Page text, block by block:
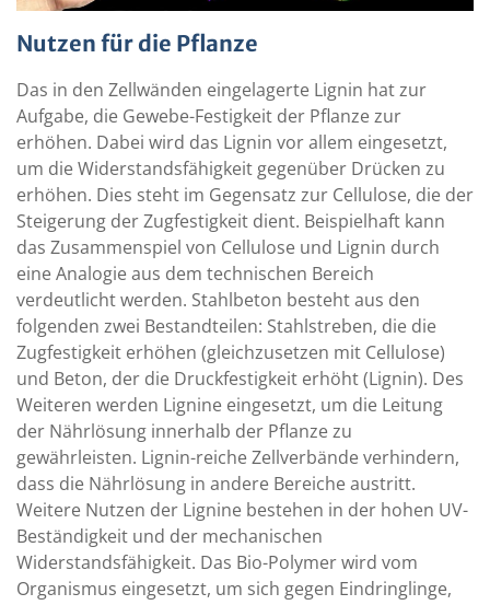
Nutzen für die Pflanze
Das in den Zellwänden eingelagerte Lignin hat zur
Aufgabe, die Gewebe-Festigkeit der Pflanze zur
erhöhen. Dabei wird das Lignin vor allem eingesetzt,
um die Widerstandsfähigkeit gegenüber Drücken zu
erhöhen. Dies steht im Gegensatz zur Cellulose, die der
Steigerung der Zugfestigkeit dient. Beispielhaft kann
das Zusammenspiel von Cellulose und Lignin durch
eine Analogie aus dem technischen Bereich
verdeutlicht werden. Stahlbeton besteht aus den
folgenden zwei Bestandteilen: Stahlstreben, die die
Zugfestigkeit erhöhen (gleichzusetzen mit Cellulose)
und Beton, der die Druckfestigkeit erhöht (Lignin). Des
Weiteren werden Lignine eingesetzt, um die Leitung
der Nährlösung innerhalb der Pflanze zu
gewährleisten. Lignin-reiche Zellverbände verhindern,
dass die Nährlösung in andere Bereiche austritt.
Weitere Nutzen der Lignine bestehen in der hohen UV-
Beständigkeit und der mechanischen
Widerstandsfähigkeit. Das Bio-Polymer wird vom
Organismus eingesetzt, um sich gegen Eindringlinge,